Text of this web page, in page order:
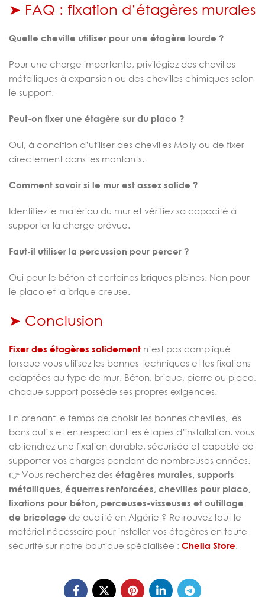
➤ FAQ : fixation d’étagères murales
Quelle cheville utiliser pour une étagère lourde ?
Pour une charge importante, privilégiez des chevilles
métalliques à expansion ou des chevilles chimiques selon
le support.
Peut-on fixer une étagère sur du placo ?
Oui, à condition d’utiliser des chevilles Molly ou de fixer
directement dans les montants.
Comment savoir si le mur est assez solide ?
Identifiez le matériau du mur et vérifiez sa capacité à
supporter la charge prévue.
Faut-il utiliser la percussion pour percer ?
Oui pour le béton et certaines briques pleines. Non pour
le placo et la brique creuse.
➤ Conclusion
Fixer des étagères solidement n’est pas compliqué
lorsque vous utilisez les bonnes techniques et les fixations
adaptées au type de mur. Béton, brique, pierre ou placo,
chaque support possède ses propres exigences.
En prenant le temps de choisir les bonnes chevilles, les
bons outils et en respectant les étapes d’installation, vous
obtiendrez une fixation durable, sécurisée et capable de
supporter vos charges pendant de nombreuses années.
👉 Vous recherchez des étagères murales, supports
métalliques, équerres renforcées, chevilles pour placo,
fixations pour béton, perceuses-visseuses et outillage
de bricolage de qualité en Algérie ? Retrouvez tout le
matériel nécessaire pour installer vos étagères en toute
sécurité sur notre boutique spécialisée : Chelia Store.